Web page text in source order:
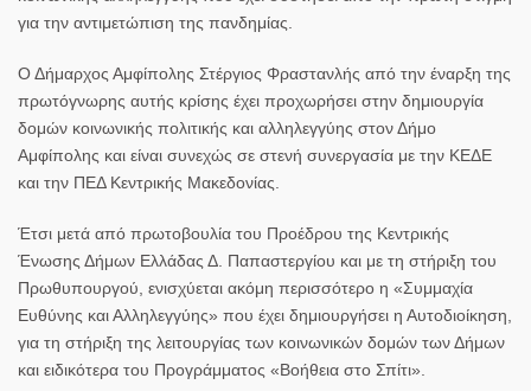
για την αντιμετώπιση της πανδημίας.
Ο Δήμαρχος Αμφίπολης Στέργιος Φραστανλής από την έναρξη της
πρωτόγνωρης αυτής κρίσης έχει προχωρήσει στην δημιουργία
δομών κοινωνικής πολιτικής και αλληλεγγύης στον Δήμο
Αμφίπολης και είναι συνεχώς σε στενή συνεργασία με την ΚΕΔΕ
και την ΠΕΔ Κεντρικής Μακεδονίας.
Έτσι μετά από πρωτοβουλία του Προέδρου της Κεντρικής
Ένωσης Δήμων Ελλάδας Δ. Παπαστεργίου και με τη στήριξη του
Πρωθυπουργού, ενισχύεται ακόμη περισσότερο η «Συμμαχία
Ευθύνης και Αλληλεγγύης» που έχει δημιουργήσει η Αυτοδιοίκηση,
για τη στήριξη της λειτουργίας των κοινωνικών δομών των Δήμων
και ειδικότερα του Προγράμματος «Βοήθεια στο Σπίτι».